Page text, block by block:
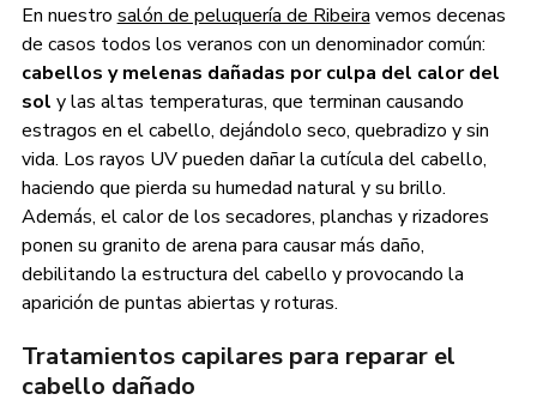
En nuestro salón de peluquería de Ribeira vemos decenas
de casos todos los veranos con un denominador común:
cabellos y melenas dañadas por culpa del calor del
sol y las altas temperaturas, que terminan causando
estragos en el cabello, dejándolo seco, quebradizo y sin
vida. Los rayos UV pueden dañar la cutícula del cabello,
haciendo que pierda su humedad natural y su brillo.
Además, el calor de los secadores, planchas y rizadores
ponen su granito de arena para causar más daño,
debilitando la estructura del cabello y provocando la
aparición de puntas abiertas y roturas.
Tratamientos capilares para reparar el
cabello dañado